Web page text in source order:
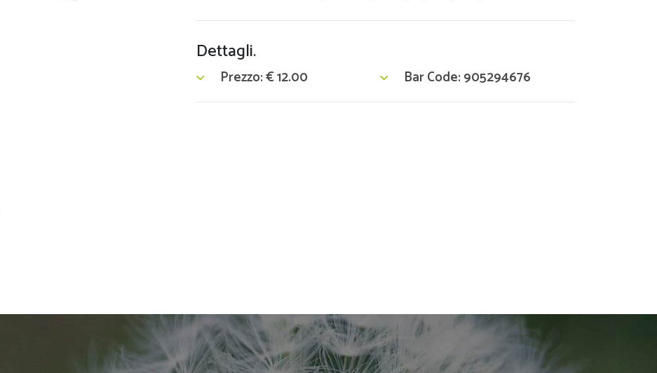
Dettagli.
Prezzo:€12.00 Bar Code: 905294676